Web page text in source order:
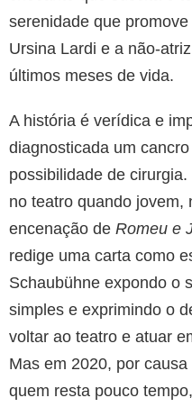
serenidade que
Ursina Lardi e a não-
últimos meses de vida.
A história é verídica e
diagnosticada um
possibilidade de
no teatro quando jovem,
encenação de Romeu e
redige uma carta como
Schaubühne expondo o
simples e exprimindo o
voltar ao teatro e atuar
Mas em 2020, por
quem resta pouco